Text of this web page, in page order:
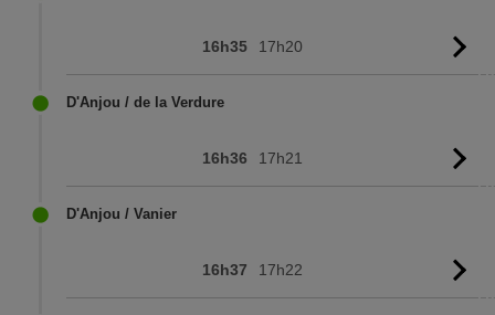
16h35 17h20
D'Anjou / de la Verdure
16h36 17h21
D'Anjou / Vanier
16h37 17h22